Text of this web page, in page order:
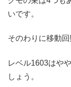
いです。
そのわりに移動回
レベル1603はや
しょう。